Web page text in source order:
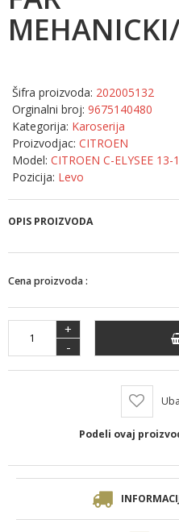
Šifra proizvoda: 202005132
Orginalni broj: 9675140480
Kategorija: Karoserija
Proizvodjac: CITROEN
Model: CITROEN C-ELYSEE 13-
Pozicija: Levo
OPIS PROIZVODA
Cena proizvoda :
+
-
Podeli ovaj